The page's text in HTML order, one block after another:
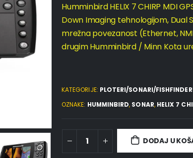
Humminbird HELIX 7 CHIRP MDI
Down Imaging tehnologijom, Dual
mrežna povezanost (Ethernet,
drugim Humminbird / Minn Kota
KATEGORIJE: PLOTERI/SONARI/
OZNAKE: HUMMINBIRD, SONAR, HELIX 7
DODAJ U